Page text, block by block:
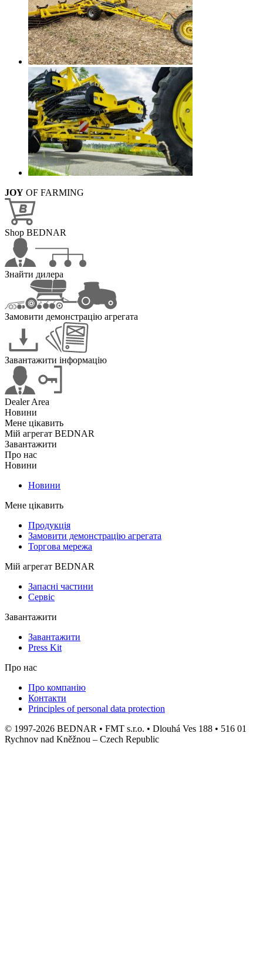
JOY OF FARMING
Shop BEDNAR
Знайти дилера
Замовити демонстрацію агрегата
Завантажити інформацію
Dealer Area
Новини
Мене цікавить
Мій агрегат BEDNAR
Завантажити
Про нас
Новини
Новини
Мене цікавить
Продукція
Замовити демонстрацію агрегата
Торгова мережа
Мій агрегат BEDNAR
Запасні частини
Сервіс
Завантажити
Завантажити
Press Kit
Про нас
Про компанію
Контакти
Principles of personal data protection
© 1997-2026 BEDNAR • FMT s.r.o. • Dlouhá Ves 188 • 516 01
Rychnov nad Kněžnou – Czech Republic